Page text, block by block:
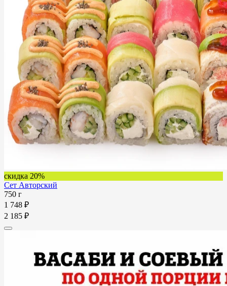
скидка 20%
Сет Авторский
750 г
1 748 ₽
2 185 ₽